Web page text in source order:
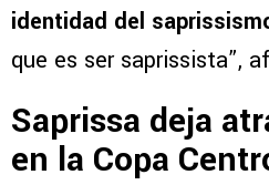
identidad del
que es ser saprissista”,
Saprissa deja
en la Copa